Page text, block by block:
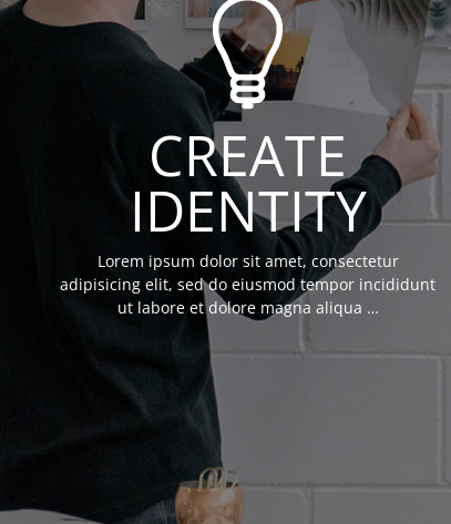
CREATE
IDENTITY
Lorem ipsum dolor sit amet, consectetur
adipisicing elit, sed do eiusmod tempor incididunt
ut labore et dolore magna aliqua …